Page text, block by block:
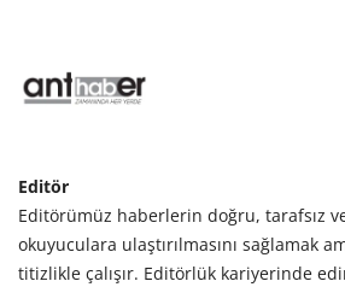
Editör
Editörümüz haberlerin doğru, tarafsız
okuyuculara ulaştırılmasını sağlamak
titizlikle çalışır. Editörlük kariyerinde